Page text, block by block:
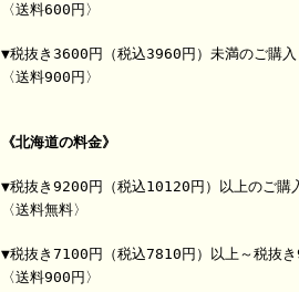
〈送料600円〉
▼税抜き3600 円（税込3960円）未満のご購入
〈送料900円〉
《北海道の料金》
▼税抜き9200 円（税込10120円）以上のご購
〈送料無料〉
▼税抜き7100 円（税込7810円）以上～税抜
〈送料900円〉